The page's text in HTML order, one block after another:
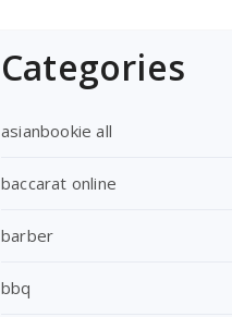
Categories
asianbookie all
baccarat online
barber
bbq